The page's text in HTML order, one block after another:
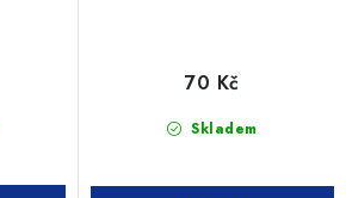
Skladem
70 Kč